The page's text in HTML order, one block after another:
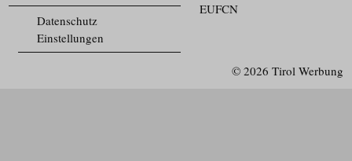
EUFCN
Datenschutz
Einstellungen
© 2026 Tirol Werbung